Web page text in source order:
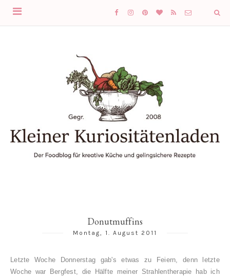
Donutmuffins
Montag, 1. August 2011
Letzte Woche Donnerstag gab's etwas zu Feiern, denn letzte
Woche war Bergfest, die Hälfte meiner Strahlentherapie hab ich